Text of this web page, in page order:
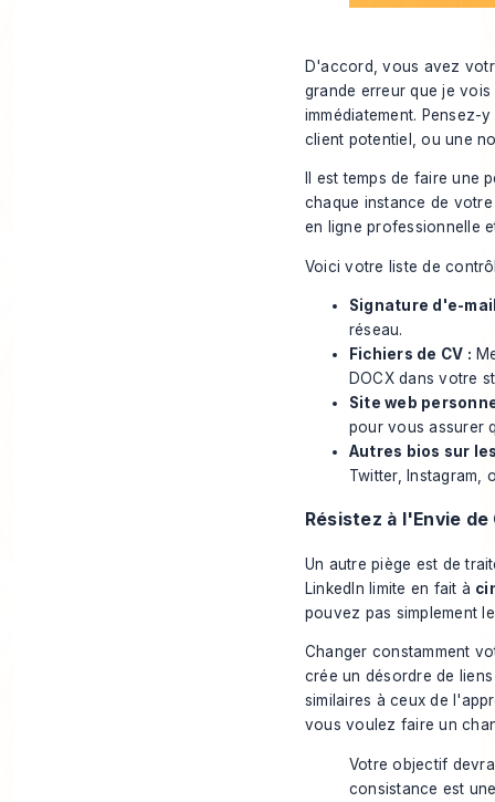
D'accord, vous avez
grande erreur que je
immédiatement. Pensez-
client potentiel, ou une
Il est temps de faire une
chaque instance de
en ligne professionnelle
Voici votre liste de
Signature d'e-
réseau.
Fichiers de CV :
DOCX dans votre
Site web
pour vous assurer
Autres bios sur
Twitter, Instagram,
Résistez à l'Envie
Un autre piège est de
LinkedIn limite en fait à
pouvez pas simplement
Changer constamment
crée un désordre de
similaires à ceux de
vous voulez faire un
Votre objectif
consistance est